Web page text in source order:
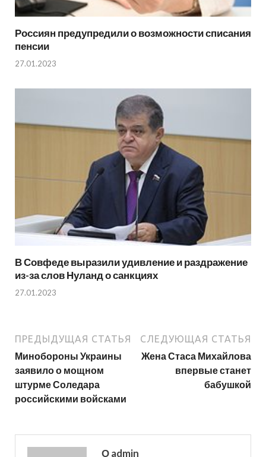
Россиян предупредили о возможности списания
пенсии
27.01.2023
В Совфеде выразили удивление и раздражение
из-за слов Нуланд о санкциях
27.01.2023
ПРЕДЫДУЩАЯ СТАТЬЯ
Минобороны Украины
заявило о мощном
штурме Соледара
российскими войсками
СЛЕДУЮЩАЯ СТАТЬЯ
Жена Стаса Михайлова
впервые станет
бабушкой
О admin